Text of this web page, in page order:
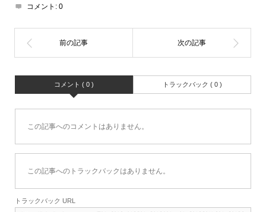
コメント: 0
コメント ( 0 ) トラックバック ( 0 )
この記事へのコメントはありません。
この記事へのトラックバックはありません。
トラックバック URL